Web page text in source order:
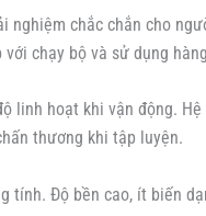
nghiệm chắc chắn cho
chạy bộ và sử dụng
linh hoạt khi vận động.
thương khi tập luyện.
tính. Độ bền cao, ít biến